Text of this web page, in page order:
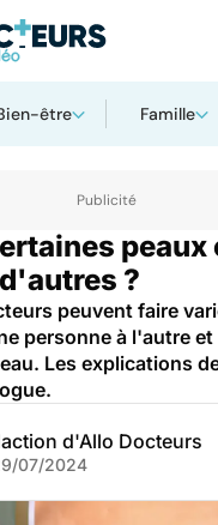
être Famille
?
peuvent faire
personne à l'autre et
Les explications
d'Allo Docteurs
07/2024